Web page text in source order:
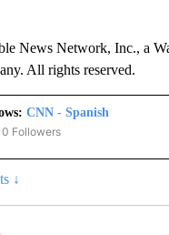
News Network, Inc., a
All rights reserved.
CNN - Spanish
"CNN - SPANISH" TO RECEIVE
0 Followers
↓